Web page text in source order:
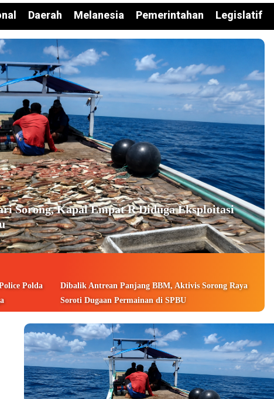
Daerah Melanesia Pemerintahan Legislatif
Sorong, Kapal Empat R Diduga Eksploitasi
Polda
Dibalik Antrean Panjang BBM, Aktivis Sorong Raya
Soroti Dugaan Permainan di SPBU